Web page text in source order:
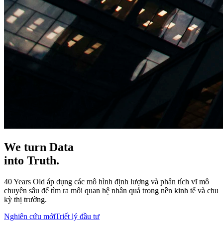
We turn Data
into Truth.
40 Years Old áp dụng các mô hình định lượng và phân tích vĩ mô
chuyên sâu để tìm ra mối quan hệ nhân quả trong nền kinh tế và chu
kỳ thị trường.
Nghiên cứu mớiTriết lý đầu tư